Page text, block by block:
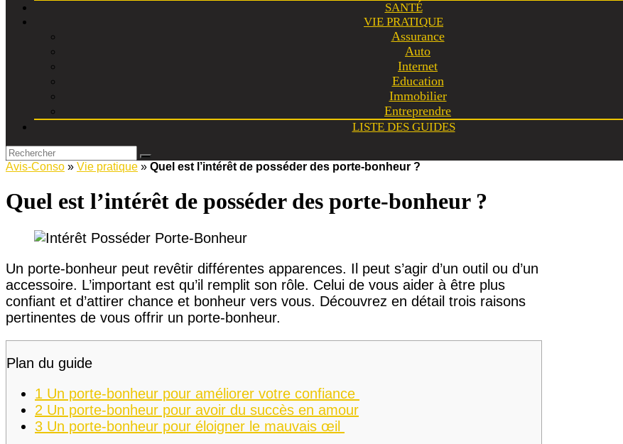
SANTÉ
VIE PRATIQUE
Assurance
Auto
Internet
Education
Immobilier
Entreprendre
LISTE DES GUIDES
Avis-Conso » Vie pratique » Quel est l’intérêt de posséder des porte-bonheur ?
Quel est l’intérêt de posséder des porte-bonheur ?
Un porte-bonheur peut revêtir différentes apparences. Il peut s’agir d’un outil ou d’un
accessoire. L’important est qu’il remplit son rôle. Celui de vous aider à être plus
confiant et d’attirer chance et bonheur vers vous. Découvrez en détail trois raisons
pertinentes de vous offrir un porte-bonheur.
Plan du guide
1 Un porte-bonheur pour améliorer votre confiance
2 Un porte-bonheur pour avoir du succès en amour
3 Un porte-bonheur pour éloigner le mauvais œil